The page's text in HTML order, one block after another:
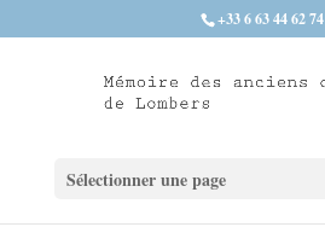
+33 6 63 44 62 74
Sélectionner une page